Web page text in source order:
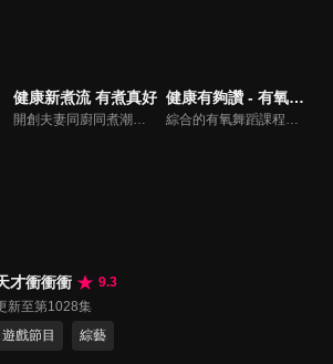
健康新煮流 有煮真好
開創夫妻同廚同煮潮流的KC夫婦，繼《健康醫食代》後，走出攝影棚，帶大家全台走透透，發掘上帝賞賜的美味食材，內容融合新加坡南洋風和客家純樸味，加上台灣獨特的閩南風情，互相激盪交織出的火花，打造出獨一無二的美食節目。
健康有夠讚 - 有氧好運動
綜合的有氧舞蹈課程，有著多元舞蹈搭配上輕快的音樂，踩踏著有氧的步伐，從頭到腳喚醒身體的肌肉，不只是雕塑美美的身材也能夠讓身心靈都暢快健康，跟上我們的腳步一起踏上有氧好運動，讓你更加活力滿滿，快樂享瘦！
才衝衝衝
9.3
新至第1028集
遊戲節目
綜藝